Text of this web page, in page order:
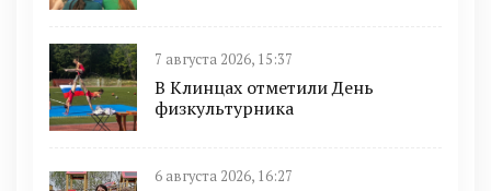
7 августа 2026, 15:37
В Клинцах отметили День
физкультурника
6 августа 2026, 16:27